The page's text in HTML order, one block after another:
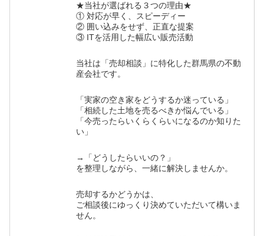
★当社が選ばれる３つの理由★
① 対応が早く、スピーディー
② 囲い込みをせず、正直な提案
③ ITを活用した幅広い販売活動
当社は「売却相談」に特化した群馬県の不動
産会社です。
「実家の空き家をどうするか迷っている」
「相続した土地を売るべきか悩んでいる」
「今売ったらいくらくらいになるのか知りた
い」
→「どうしたらいいの？」
を整理しながら、一緒に解決しませんか。
売却するかどうかは、
ご相談後にゆっくり決めていただいて構いま
せん。